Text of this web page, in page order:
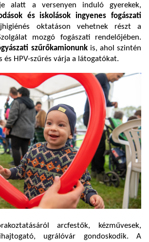
alatt a versenyen induló gyerekek,
és iskolások ingyenes fogászati
oktatáson vehetnek részt a
mozgó fogászati rendelőjében.
szűrőkamionunkis, ahol szintén
és HPV-szűrés várja a látogatókat.
arcfestők, kézművesek,
ugrálóvár gondoskodik. A